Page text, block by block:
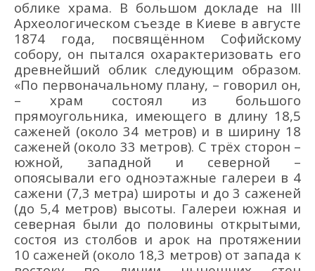
облике храма. В большом докладе на III
Археологическом съезде в Киеве в августе
1874 года, посвящённом Софийскому
собору, он пытался охарактеризовать его
древнейший облик следующим образом.
«По первоначальному плану, – говорил он,
– храм состоял из большого
прямоугольника, имеющего в длину 18,5
саженей (около 34 метров) и в ширину 18
саженей (около 33 метров). С трёх сторон –
южной, западной и северной –
опоясывали его одноэтажные галереи в 4
сажени (7,3 метра) широты и до 3 саженей
(до 5,4 метров) высоты. Галереи южная и
северная были до половины открытыми,
состоя из столбов и арок на протяжении
10 саженей (около 18,3 метров) от запада к